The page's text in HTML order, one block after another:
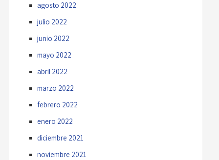
agosto 2022
julio 2022
junio 2022
mayo 2022
abril 2022
marzo 2022
febrero 2022
enero 2022
diciembre 2021
noviembre 2021